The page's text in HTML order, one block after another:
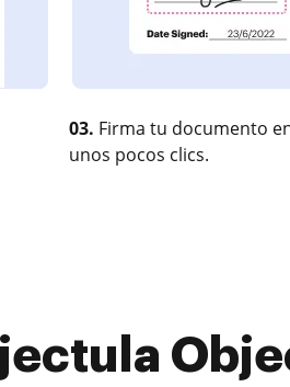
03. Firma tu documento
unos pocos clics.